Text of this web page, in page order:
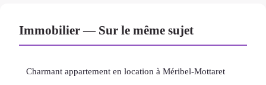
Immobilier — Sur le même sujet
Charmant appartement en location à Méribel-Mottaret